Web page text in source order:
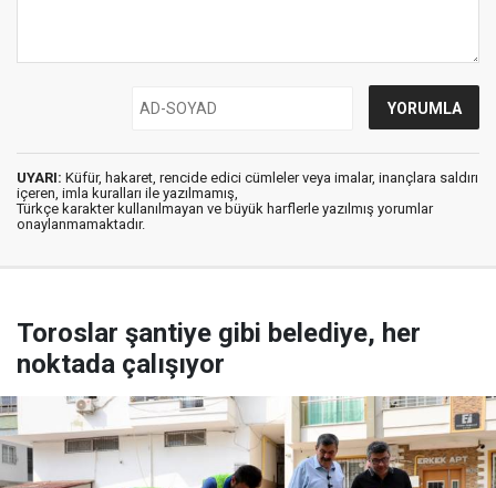
UYARI: Küfür, hakaret, rencide edici cümleler veya imalar, inançlara saldırı
içeren, imla kuralları ile yazılmamış,
Türkçe karakter kullanılmayan ve büyük harflerle yazılmış yorumlar
onaylanmamaktadır.
Toroslar şantiye gibi belediye, her
noktada çalışıyor